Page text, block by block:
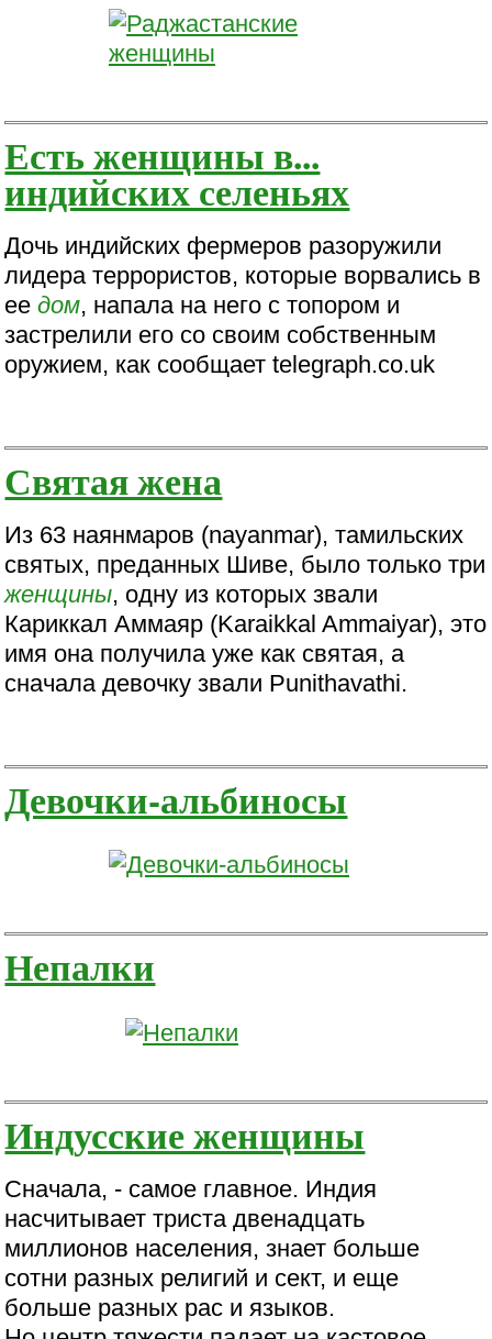
Есть женщины в...
индийских селеньях
Дочь индийских фермеров разоружили
лидера террористов, которые ворвались в
еедом, напала на него с топором и
застрелили его со своим собственным
оружием, как сообщает telegraph.co.uk
Святая жена
Из 63 наянмаров (nayanmar), тамильских
святых, преданных Шиве, было только три
женщины, одну из которых звали
Кариккал Аммаяр (Karaikkal Ammaiyar), это
имя она получила уже как святая, а
сначала девочку звали Punithavathi.
Девочки-альбиносы
Непалки
Индусские женщины
Сначала, - самое главное. Индия
насчитывает триста двенадцать
миллионов населения, знает больше
сотни разных религий и сект, и еще
больше разных рас и языков.